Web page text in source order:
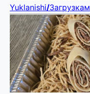
Yuklanishi/Загрузкам